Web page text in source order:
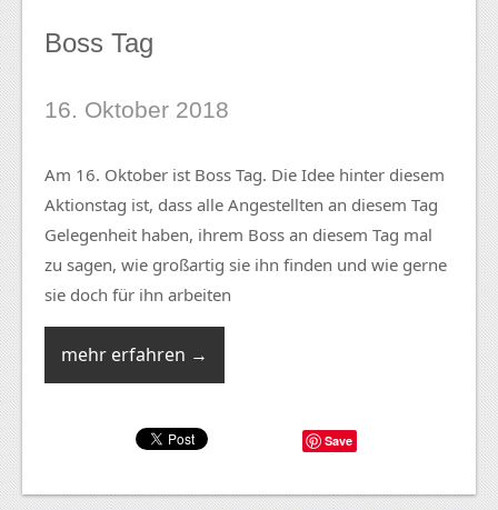
Boss Tag
16. Oktober 2018
Am 16. Oktober ist Boss Tag. Die Idee hinter diesem
Aktionstag ist, dass alle Angestellten an diesem Tag
Gelegenheit haben, ihrem Boss an diesem Tag mal
zu sagen, wie großartig sie ihn finden und wie gerne
sie doch für ihn arbeiten
mehr erfahren →
Save